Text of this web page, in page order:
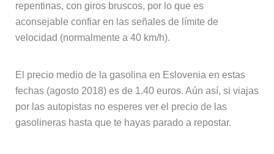
repentinas, con giros bruscos, por lo que es
aconsejable confiar en las señales de límite de
velocidad (normalmente a 40 km/h).
El precio medio de la gasolina en Eslovenia en estas
fechas (agosto 2018) es de 1.40 euros. Aún así, si viajas
por las autopistas no esperes ver el precio de las
gasolineras hasta que te hayas parado a repostar.